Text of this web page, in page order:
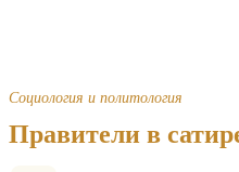
Социология и политология
Правители в